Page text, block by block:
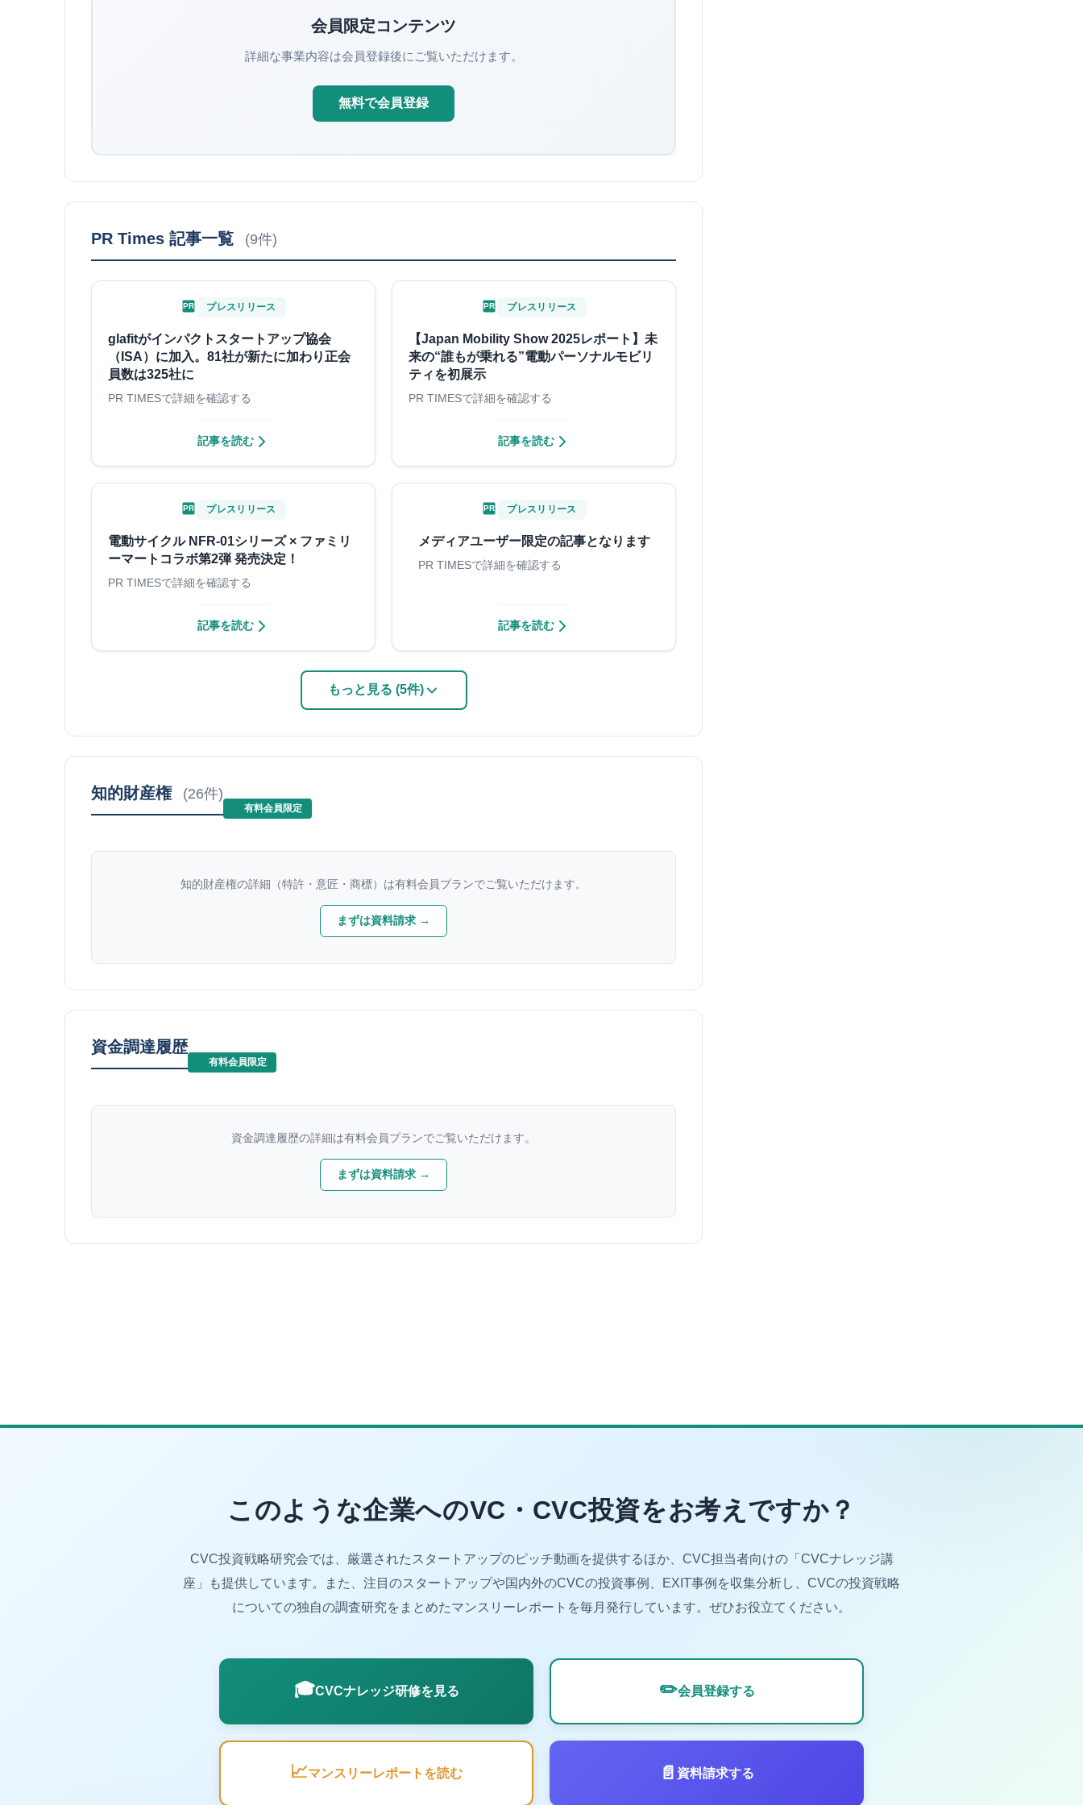
会員限定コンテンツ
詳細な事業内容は会員登録後にご覧いただけます。
無料で会員登録
PR Times 記事一覧 (9件)
PR プレスリリース
glafitがインパクトスタートアップ協会
（ISA）に加入。81社が新たに加わり正会
員数は325社に
PR TIMESで詳細を確認する
記事を読む
PR プレスリリース
【Japan Mobility Show 2025レポート】未
来の“誰もが乗れる”電動パーソナルモビリ
ティを初展示
PR TIMESで詳細を確認する
記事を読む
PR プレスリリース
電動サイクル NFR-01シリーズ × ファミリ
ーマートコラボ第2弾 発売決定！
PR TIMESで詳細を確認する
記事を読む
PR プレスリリース
メディアユーザー限定の記事となります
PR TIMESで詳細を確認する
記事を読む
もっと見る (5件)
知的財産権 (26件)
有料会員限定
知的財産権の詳細（特許・意匠・商標）は有料会員プランでご覧いただけます。
まずは資料請求 →
資金調達履歴
有料会員限定
資金調達履歴の詳細は有料会員プランでご覧いただけます。
まずは資料請求 →
このような企業へのVC・CVC投資をお考えですか？
CVC投資戦略研究会では、厳選されたスタートアップのピッチ動画を提供するほか、CVC担当者向けの「CVCナレッジ講
座」も提供しています。また、注目のスタートアップや国内外のCVCの投資事例、EXIT事例を収集分析し、CVCの投資戦略
についての独自の調査研究をまとめたマンスリーレポートを毎月発行しています。ぜひお役立てください。
🎓CVCナレッジ研修を見る ✏️会員登録する
📈マンスリーレポートを読む 📄 資料請求する